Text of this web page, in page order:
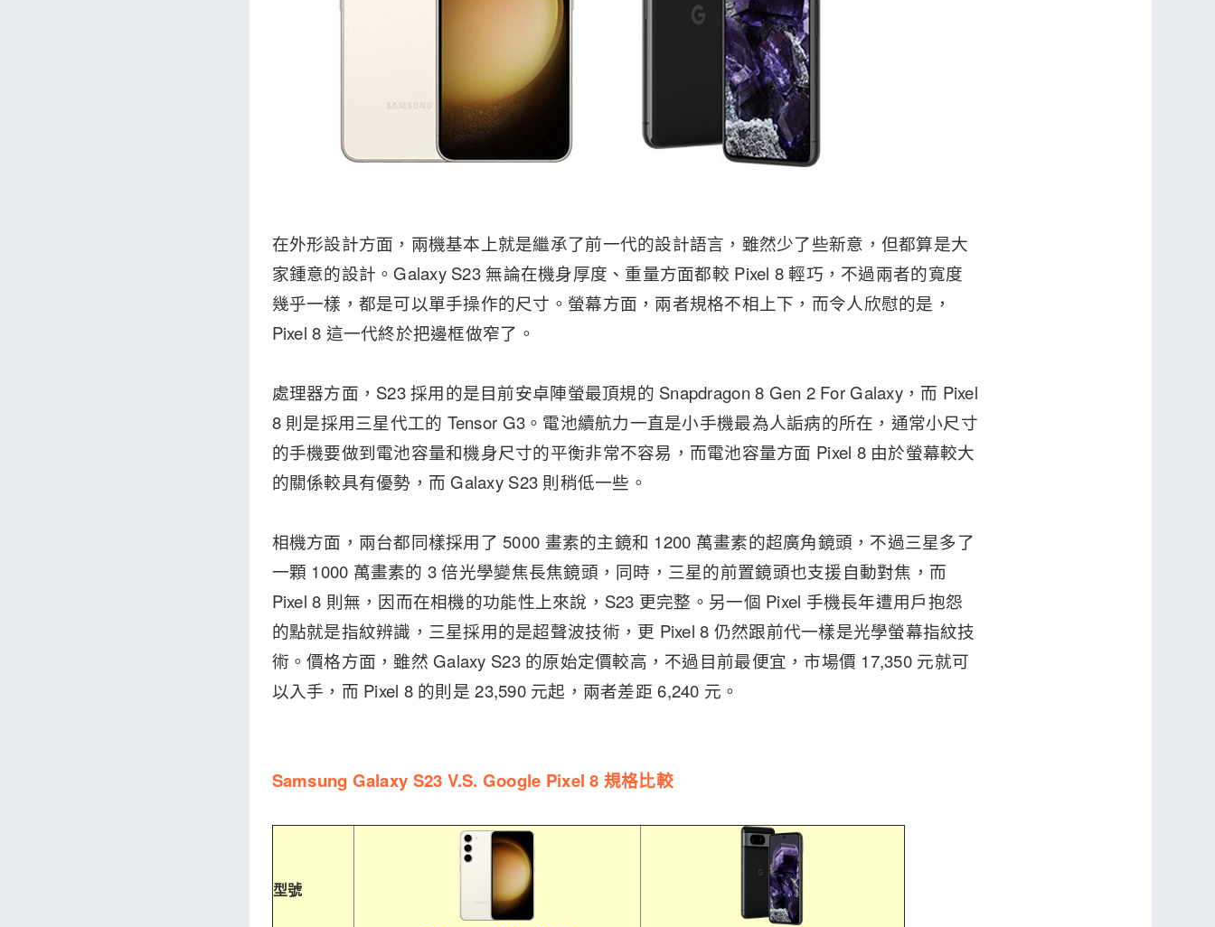
在外形設計方面，兩機基本上就是繼承了前一代的設計語言，雖然少了些新意，但都算是大
家鍾意的設計。Galaxy S23 無論在機身厚度、重量方面都較 Pixel 8 輕巧，不過兩者的寬度
幾乎一樣，都是可以單手操作的尺寸。螢幕方面，兩者規格不相上下，而令人欣慰的是，
Pixel 8 這一代終於把邊框做窄了。
處理器方面，S23 採用的是目前安卓陣螢最頂規的 Snapdragon 8 Gen 2 For Galaxy，而 Pixel
8 則是採用三星代工的 Tensor G3。電池續航力一直是小手機最為人詬病的所在，通常小尺寸
的手機要做到電池容量和機身尺寸的平衡非常不容易，而電池容量方面 Pixel 8 由於螢幕較大
的關係較具有優勢，而 Galaxy S23 則稍低一些。
相機方面，兩台都同樣採用了 5000 畫素的主鏡和 1200 萬畫素的超廣角鏡頭，不過三星多了
一顆 1000 萬畫素的 3 倍光學變焦長焦鏡頭，同時，三星的前置鏡頭也支援自動對焦，而
Pixel 8 則無，因而在相機的功能性上來說，S23 更完整。另一個 Pixel 手機長年遭用戶抱怨
的點就是指紋辨識，三星採用的是超聲波技術，更 Pixel 8 仍然跟前代一樣是光學螢幕指紋技
術。價格方面，雖然 Galaxy S23 的原始定價較高，不過目前最便宜，市場價 17,350 元就可
以入手，而 Pixel 8 的則是 23,590 元起，兩者差距 6,240 元。
Samsung Galaxy S23 V.S. Google Pixel 8 規格比較
型號